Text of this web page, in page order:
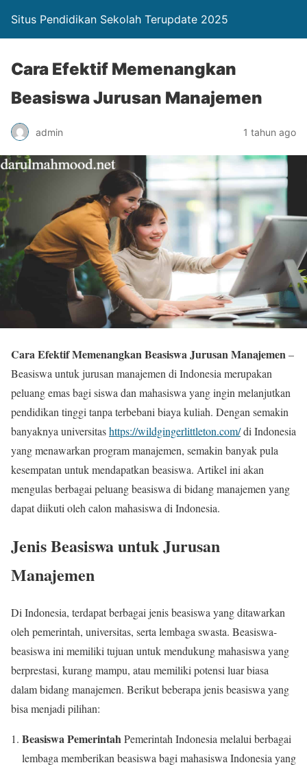
Situs Pendidikan Sekolah Terupdate 2025
Cara Efektif Memenangkan
Beasiswa Jurusan Manajemen
admin 1 tahun ago
Cara Efektif Memenangkan Beasiswa Jurusan Manajemen–
Beasiswa untuk jurusan manajemen di Indonesia merupakan
peluang emas bagi siswa dan mahasiswa yang ingin melanjutkan
pendidikan tinggi tanpa terbebani biaya kuliah. Dengan semakin
banyaknya universitashttps://wildgingerlittleton.com/di Indonesia
yang menawarkan program manajemen, semakin banyak pula
kesempatan untuk mendapatkan beasiswa. Artikel ini akan
mengulas berbagai peluang beasiswa di bidang manajemen yang
dapat diikuti oleh calon mahasiswa di Indonesia.
Jenis Beasiswa untuk Jurusan
Manajemen
Di Indonesia, terdapat berbagai jenis beasiswa yang ditawarkan
oleh pemerintah, universitas, serta lembaga swasta. Beasiswa-
beasiswa ini memiliki tujuan untuk mendukung mahasiswa yang
berprestasi, kurang mampu, atau memiliki potensi luar biasa
dalam bidang manajemen. Berikut beberapa jenis beasiswa yang
bisa menjadi pilihan:
Beasiswa PemerintahPemerintah Indonesia melalui berbagai
lembaga memberikan beasiswa bagi mahasiswa Indonesia yang